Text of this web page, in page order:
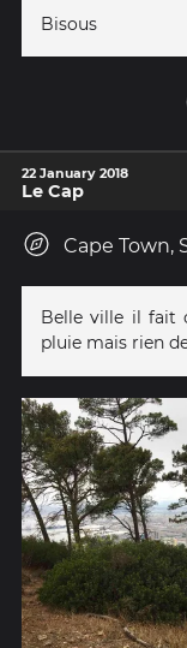
Bisous
22 January 2018
Le Cap
Cape Town,
Belle ville il fait
pluie mais rien